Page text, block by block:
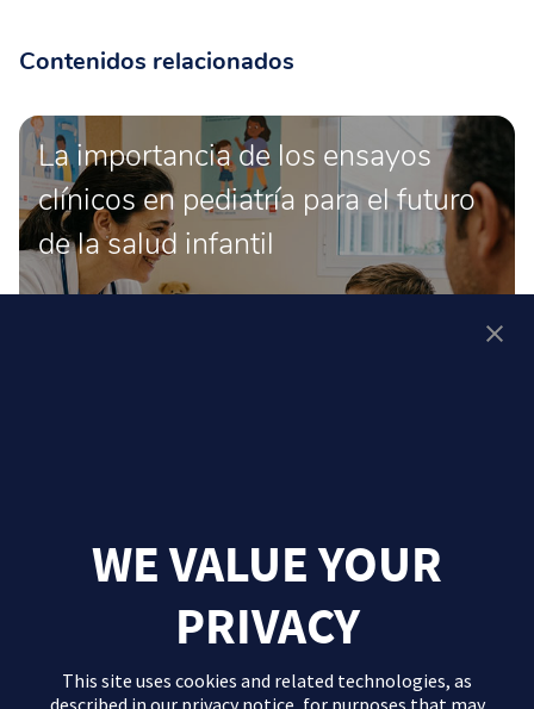
Contenidos relacionados
La importancia de los ensayos
clínicos en pediatría para el futuro
de la salud infantil
WE VALUE YOUR
PRIVACY
This site uses cookies and related technologies, as
described in our privacy notice , for purposes that may